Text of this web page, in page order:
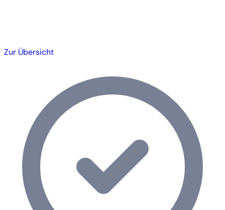
Zur Übersicht